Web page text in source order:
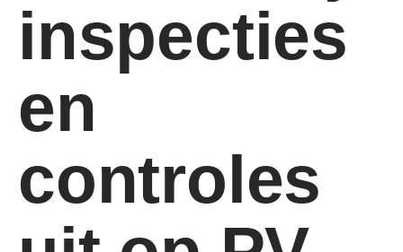
inspecties
en
controles